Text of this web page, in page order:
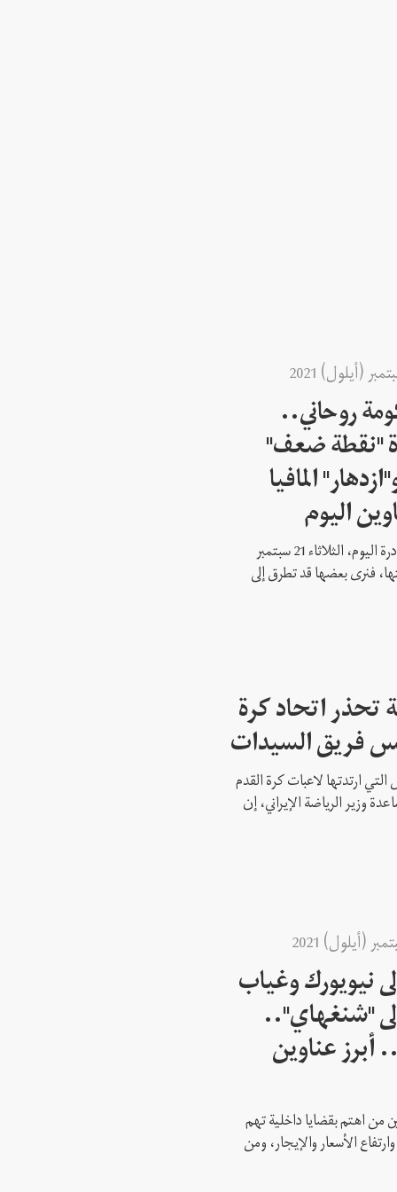
روحاني..
"نقطة ضعف"
المافيا
اليوم
تنوعت عناوين الصحف الإيرانية الصادرة اليوم، الثلاثاء 21 سبتمبر
فنرى بعضها قد تطرق إلى
تحذر اتحاد كرة
فريق السيدات
التي ارتدتها لاعبات كرة القدم
وزير الرياضة الإيراني، إن
نيويورك وغياب
"شنغهاي"..
عناوين
اهتم بقضايا داخلية تهم
الأسعار والإيجار، ومن